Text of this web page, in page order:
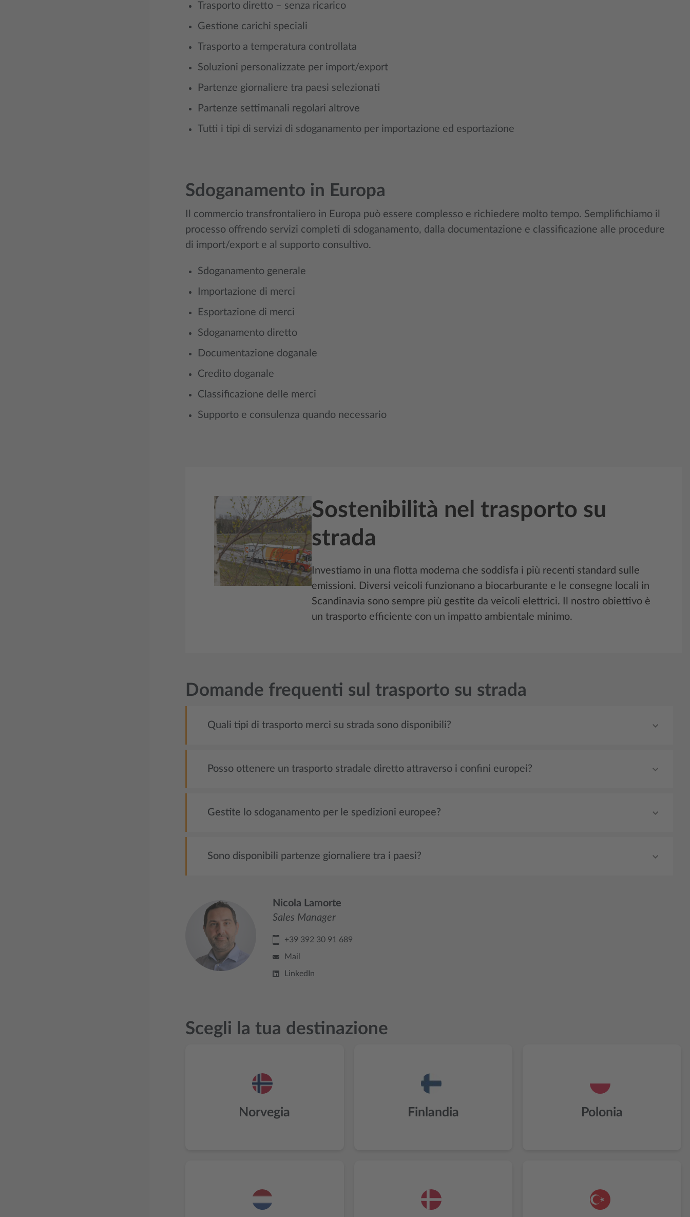
Trasporto diretto – senza ricarico
Gestione carichi speciali
Trasporto a temperatura controllata
Soluzioni personalizzate per import/export
Partenze giornaliere tra paesi selezionati
Partenze settimanali regolari altrove
Tutti i tipi di servizi di sdoganamento per importazione ed esportazione
Sdoganamento in Europa
Il commercio transfrontaliero in Europa può essere complesso e richiedere molto tempo. Semplifichiamo il
processo offrendo servizi completi di sdoganamento, dalla documentazione e classificazione alle procedure
di import/export e al supporto consultivo.
Sdoganamento generale
Importazione di merci
Esportazione di merci
Sdoganamento diretto
Documentazione doganale
Credito doganale
Classificazione delle merci
Supporto e consulenza quando necessario
Sostenibilità nel trasporto su
strada
Investiamo in una flotta moderna che soddisfa i più recenti standard sulle
emissioni. Diversi veicoli funzionano a biocarburante e le consegne locali in
Scandinavia sono sempre più gestite da veicoli elettrici. Il nostro obiettivo è
un trasporto efficiente con un impatto ambientale minimo.
Domande frequenti sul trasporto su strada
Quali tipi di trasporto merci su strada sono disponibili?
Posso ottenere un trasporto stradale diretto attraverso i confini europei?
Gestite lo sdoganamento per le spedizioni europee?
Sono disponibili partenze giornaliere tra i paesi?
Nicola Lamorte
Sales Manager
+39 392 30 91 689
Mail
LinkedIn
Scegli la tua destinazione
Norvegia Finlandia Polonia